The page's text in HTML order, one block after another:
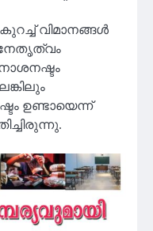
വിമാനങ്ങൾ
നേതൃത്വം
ഉണ്ടായെന്ന്